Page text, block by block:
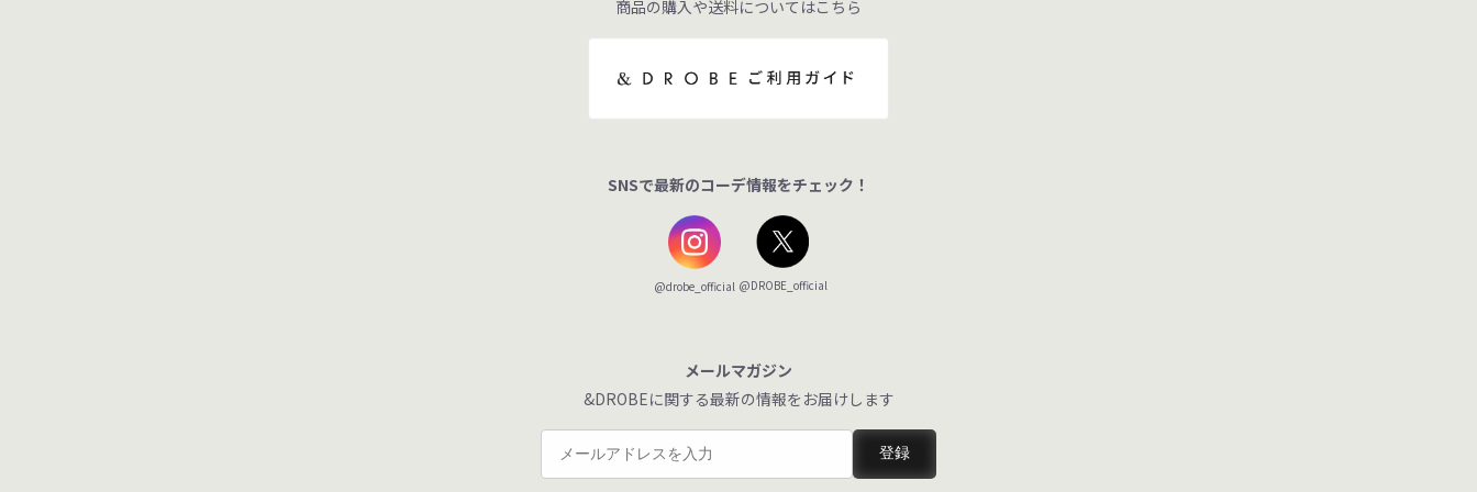
商品の購入や送料についてはこちら
SNSで最新のコーデ情報をチェック！
@drobe_official @DROBE_official
メールマガジン
&DROBEに関する最新の情報をお届けします
登録